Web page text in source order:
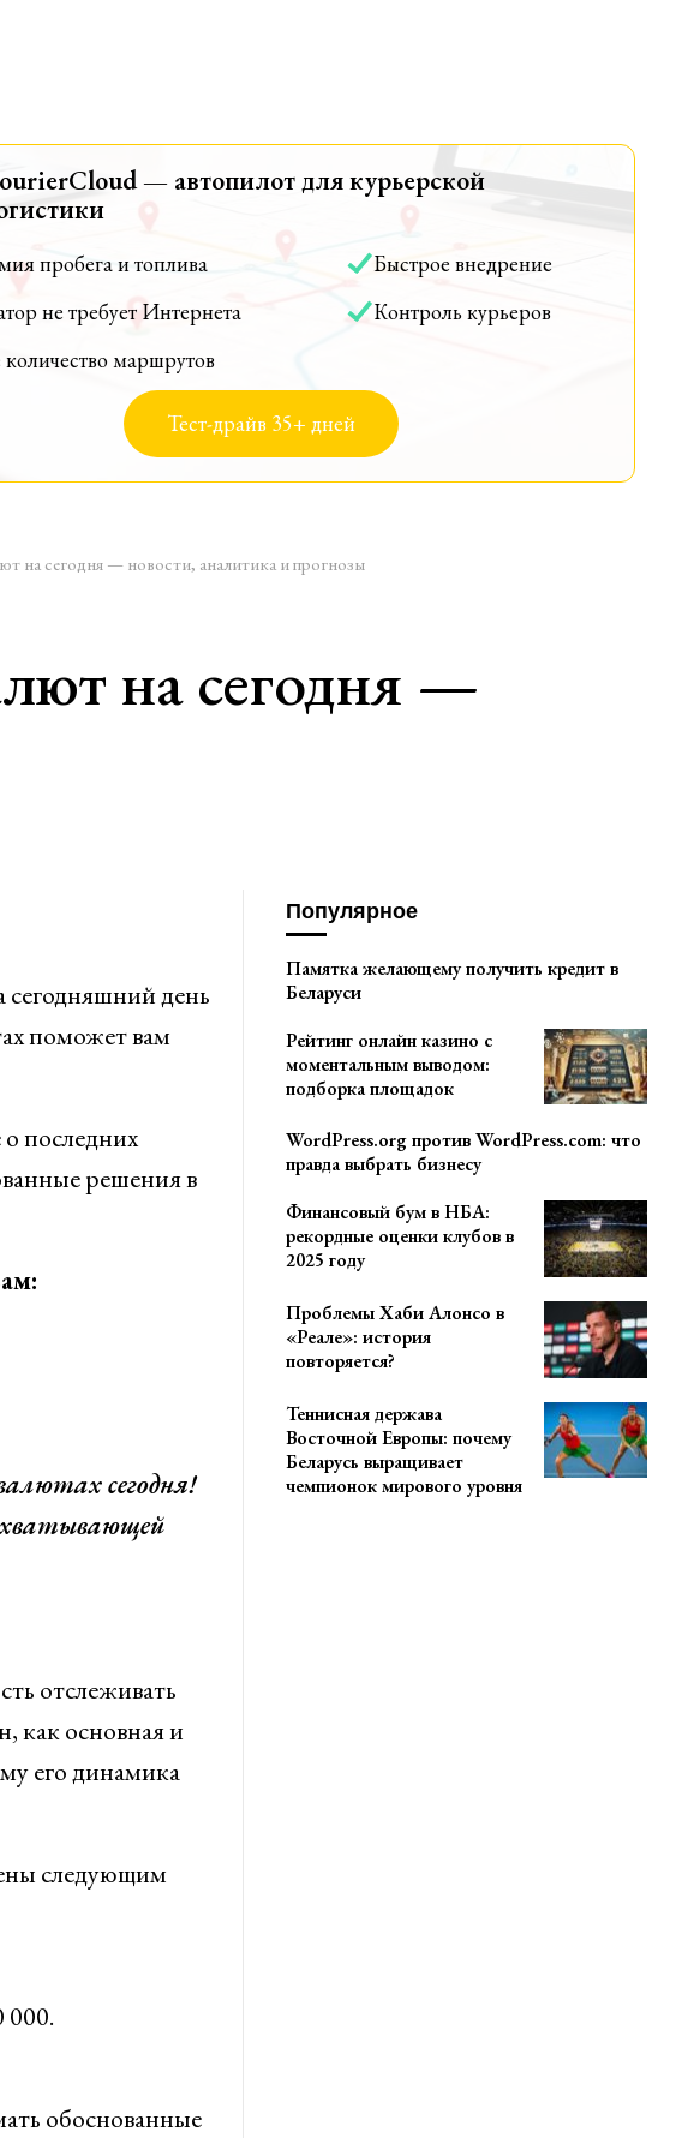
— автопилот для курьерской
пробега и топлива
Быстрое внедрение
не требует Интернета
Контроль курьеров
маршрутов
Тест-драйв 35+ дней
на сегодня — новости, аналитика и прогнозы
на сегодня —
день
поможет вам
последних
решения в
сегодня!
отслеживать
как основная и
его динамика
следующим
000.
обоснованные
Популярное
Памятка желающему получить кредит в
Беларуси
Рейтинг онлайн казино с
моментальным выводом:
подборка площадок
WordPress.org против WordPress.com: что
правда выбрать бизнесу
Финансовый бум в НБА:
рекордные оценки клубов в
2025 году
Проблемы Хаби Алонсо в
«Реале»: история
повторяется?
Теннисная держава
Восточной Европы: почему
Беларусь выращивает
чемпионок мирового уровня